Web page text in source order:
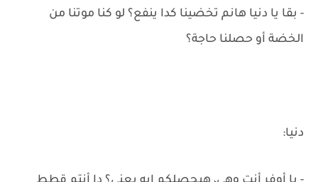
- بقا يا دنيا هانم تخضينا كدا ينفع؟ لو كنا موتنا من
الخضة أو حصلنا حاجة؟
دنيا: